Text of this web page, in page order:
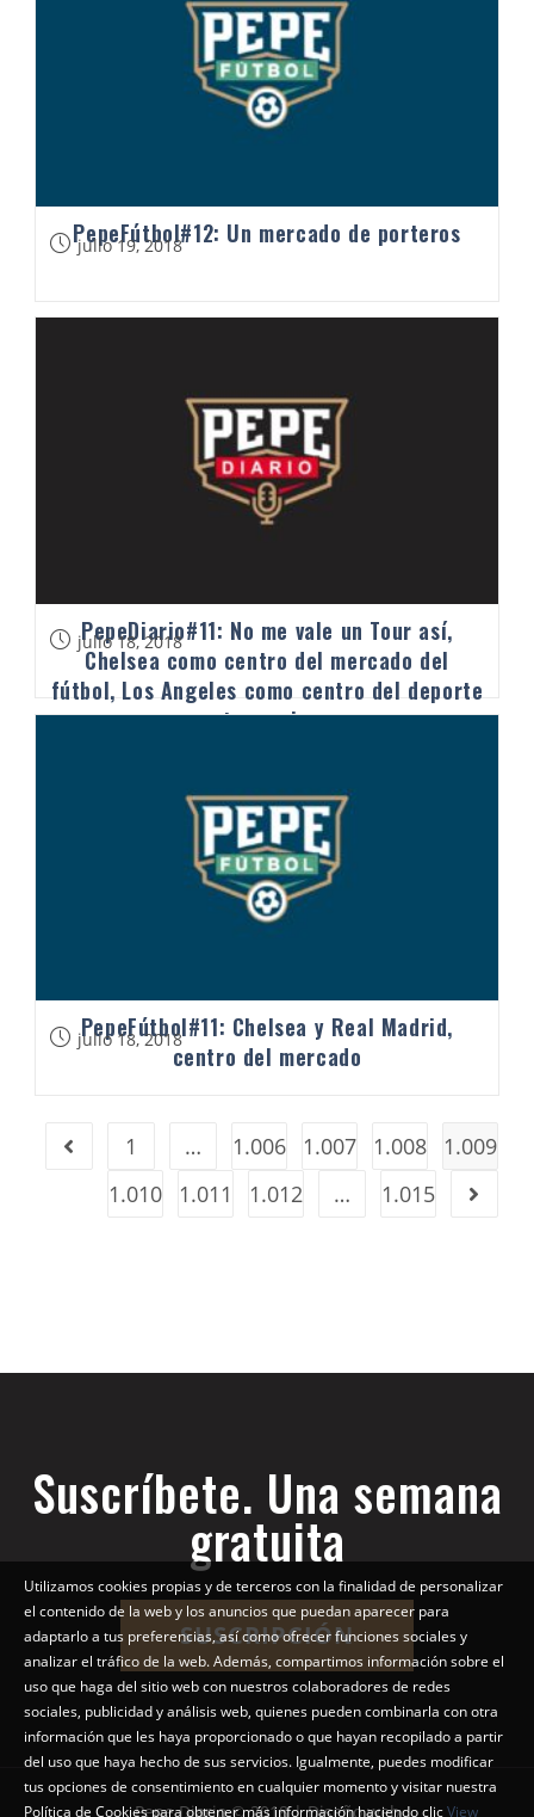
PepeFútbol#12: Un mercado de porteros
julio 19, 2018
PepeDiario#11: No me vale un Tour así,
Chelsea como centro del mercado del
fútbol, Los Angeles como centro del deporte
norteamericano
julio 18, 2018
PepeFútbol#11: Chelsea y Real Madrid,
centro del mercado
julio 18, 2018
1 … 1.006 1.007 1.008
1.009
1.010
1.011 1.012 … 1.015
Suscríbete. Una semana
gratuita
SUSCRIPCIÓN
Pepe Diario © 2018 | Diseño web
Utilizamos cookies propias y de terceros con la finalidad de personalizar
el contenido de la web y los anuncios que puedan aparecer para
adaptarlo a tus preferencias, así como ofrecer funciones sociales y
analizar el tráfico de la web. Además, compartimos información sobre el
uso que haga del sitio web con nuestros colaboradores de redes
sociales, publicidad y análisis web, quienes pueden combinarla con otra
información que les haya proporcionado o que hayan recopilado a partir
del uso que haya hecho de sus servicios. Igualmente, puedes modificar
tus opciones de consentimiento en cualquier momento y visitar nuestra
Política de Cookies para obtener más información haciendo clicView